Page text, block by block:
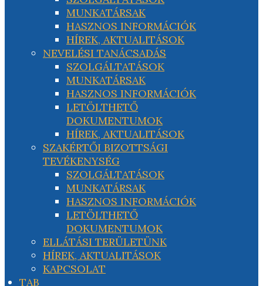
MUNKATÁRSAK
HASZNOS INFORMÁCIÓK
HÍREK, AKTUALITÁSOK
NEVELÉSI TANÁCSADÁS
SZOLGÁLTATÁSOK
MUNKATÁRSAK
HASZNOS INFORMÁCIÓK
LETÖLTHETŐ
DOKUMENTUMOK
HÍREK, AKTUALITÁSOK
SZAKÉRTŐI BIZOTTSÁGI
TEVÉKENYSÉG
SZOLGÁLTATÁSOK
MUNKATÁRSAK
HASZNOS INFORMÁCIÓK
LETÖLTHETŐ
DOKUMENTUMOK
ELLÁTÁSI TERÜLETÜNK
HÍREK, AKTUALITÁSOK
KAPCSOLAT
TAB